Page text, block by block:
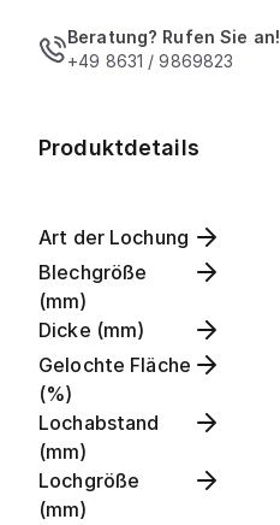
Beratung? Rufen Sie an!
+49 8631 / 9869823
Produktdetails
Art der Lochung
Blechgröße
(mm)
Dicke (mm)
Gelochte Fläche
(%)
Lochabstand
(mm)
Lochgröße
(mm)